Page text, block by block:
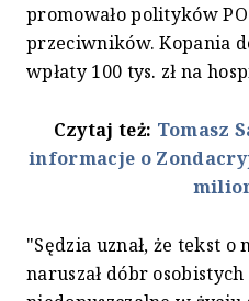
promowało polityków
przeciwników. Kopania
wpłaty 100 tys. zł na
Czytaj też: Tomasz
informacje o
"Sędzia uznał, że tekst o
naruszał dóbr